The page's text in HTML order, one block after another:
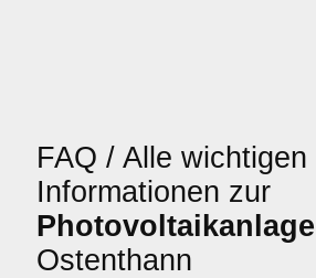
FAQ / Alle wichtigen
Informationen zur
Photovoltaikanlage
Ostenthann